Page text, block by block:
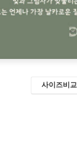
사이즈비교